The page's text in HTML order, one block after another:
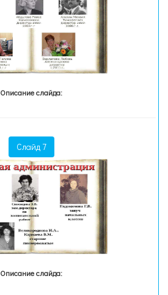
Описание слайда:
Слайд 7
Описание слайда: